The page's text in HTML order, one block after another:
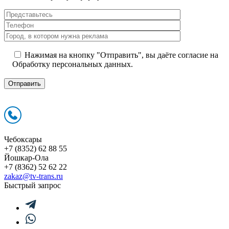
Нажимая на кнопку "Отправить", вы даёте согласие на
Обработку персональных данных.
Чебоксары
+7 (8352) 62 88 55
Йошкар-Ола
+7 (8362) 52 62 22
zakaz@tv-trans.ru
Быстрый запрос